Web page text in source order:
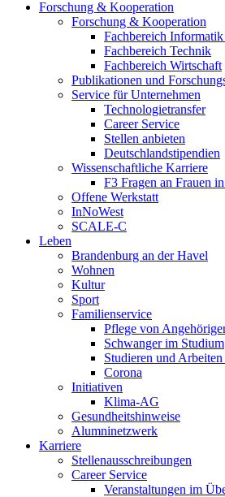
Forschung & Kooperation
Forschung & Kooperation
Fachbereich
Fachbereich Technik
Fachbereich Wirtschaft
Publikationen und
Service für Unternehmen
Technologietransfer
Career Service
Stellen anbieten
Deutschlandstipendien
Wissenschaftliche Karriere
F3 Fragen an Frauen
Offene Werkstatt
InNoWest
SCALE-C
Leben
Brandenburg an der Havel
Wohnen
Kultur
Sport
Familienservice
Pflege von
Schwanger im Studium
Studieren und
Corona
Initiativen
Klima-AG
Gesundheitshinweise
Alumninetzwerk
Karriere
Stellenausschreibungen
Career Service
Veranstaltungen im